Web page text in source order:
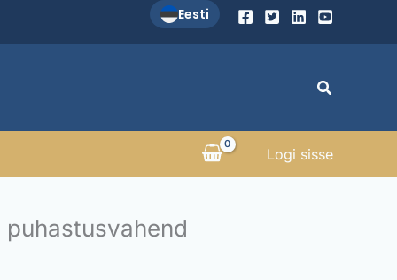
Eesti
Search
Logi sisse
puhastusvahend